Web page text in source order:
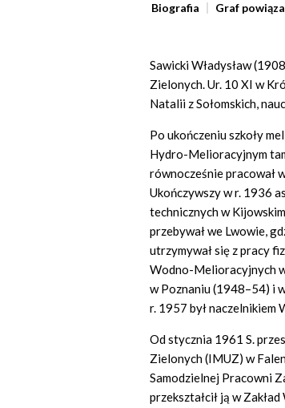
Biografia Graf
Sawicki Władysław
Zielonych. Ur. 10 XI w
Natalii z Sołomskich,
Po ukończeniu szkoły
Hydro-Melioracyjnym
równocześnie pracował
Ukończywszy w r. 1936
technicznych w
przebywał we Lwowie,
utrzymywał się z pracy
Wodno-Melioracyjnych
w Poznaniu (1948–54) i
r. 1957 był naczelnikiem
Od stycznia 1961 S.
Zielonych (IMUZ) w
Samodzielnej Pracowni
przekształcił ją w